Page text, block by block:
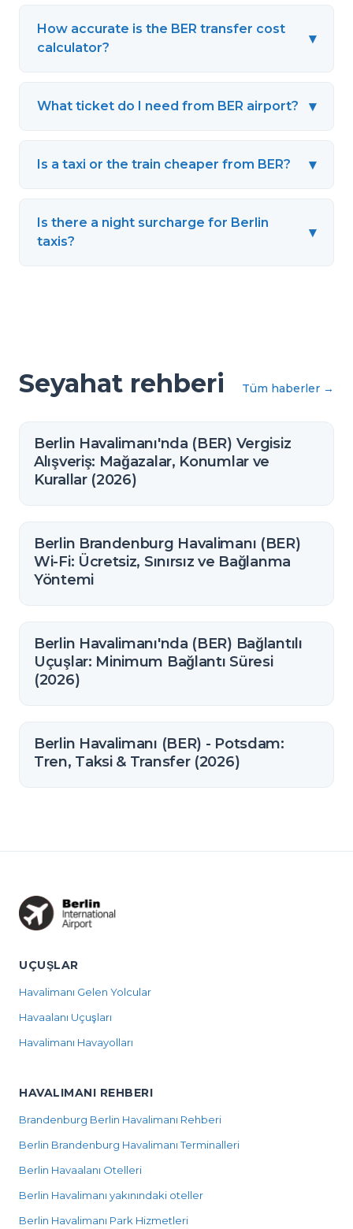
How accurate is the BER transfer cost
calculator?
▾
What ticket do I need from BER airport? ▾
Is a taxi or the train cheaper from BER? ▾
Is there a night surcharge for Berlin
taxis?
▾
Seyahat rehberi Tüm haberler →
Berlin Havalimanı'nda (BER) Vergisiz
Alışveriş: Mağazalar, Konumlar ve
Kurallar (2026)
Berlin Brandenburg Havalimanı (BER)
Wi-Fi: Ücretsiz, Sınırsız ve Bağlanma
Yöntemi
Berlin Havalimanı'nda (BER) Bağlantılı
Uçuşlar: Minimum Bağlantı Süresi
(2026)
Berlin Havalimanı (BER) - Potsdam:
Tren, Taksi & Transfer (2026)
UÇUŞLAR
Havalimanı Gelen Yolcular
Havaalanı Uçuşları
Havalimanı Havayolları
HAVALIMANI REHBERI
Brandenburg Berlin Havalimanı Rehberi
Berlin Brandenburg Havalimanı Terminalleri
Berlin Havaalanı Otelleri
Berlin Havalimanı yakınındaki oteller
Berlin Havalimanı Park Hizmetleri